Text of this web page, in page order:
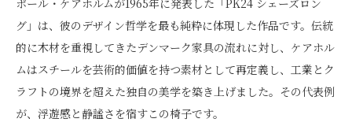
ポール・ケアホルムが1965年に発表した「PK24 シェーズロン
グ」は、彼のデザイン哲学を最も純粋に体現した作品です。伝統
的に木材を重視してきたデンマーク家具の流れに対し、ケアホル
ムはスチールを芸術的価値を持つ素材として再定義し、工業とク
ラフトの境界を超えた独自の美学を築き上げました。その代表例
が、浮遊感と静謐さを宿すこの椅子です。